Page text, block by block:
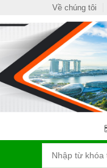
Về chúng tôi